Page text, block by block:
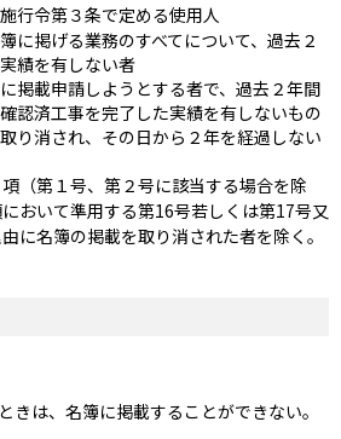
行令第３条で定める使用人
に掲げる業務のすべてについて、過去２
績を有しない者
掲載申請しようとする者で、過去２年間
認済工事を完了した実績を有しないもの
り消され、その日から２年を経過しない
（第１号、第２号に該当する場合を除
おいて準用する第16号若しくは第17号又
に名簿の掲載を取り消された者を除く。
きは、名簿に掲載することができない。